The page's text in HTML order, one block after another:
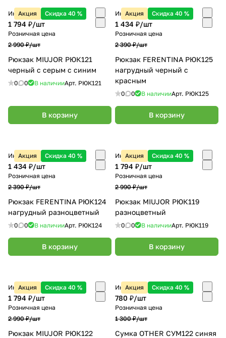
Акция Скидка 40 %
Интернет-магазин
1 794 ₽/шт
Розничная цена
2 990 ₽/шт
Рюкзак MIUJOR РЮК121
черный с серым с синим
0 0 В наличииАрт. РЮК121
В корзину
Акция Скидка 40 %
Интернет-магазин
1 434 ₽/шт
Розничная цена
2 390 ₽/шт
Рюкзак FERENTINA РЮК125
нагрудный черный с
красным
0 0 В наличииАрт. РЮК125
В корзину
Акция Скидка 40 %
Интернет-магазин
1 434 ₽/шт
Розничная цена
2 390 ₽/шт
Рюкзак FERENTINA РЮК124
нагрудный разноцветный
0 0 В наличииАрт. РЮК124
В корзину
Акция Скидка 40 %
Интернет-магазин
1 794 ₽/шт
Розничная цена
2 990 ₽/шт
Рюкзак MIUJOR РЮК119
разноцветный
0 0 В наличииАрт. РЮК119
В корзину
Акция Скидка 40 %
Интернет-магазин
1 794 ₽/шт
Розничная цена
2 990 ₽/шт
Рюкзак MIUJOR РЮК122
Акция Скидка 40 %
Интернет-магазин
780 ₽/шт
Розничная цена
1 300 ₽/шт
Сумка OTHER СУМ122 синяя